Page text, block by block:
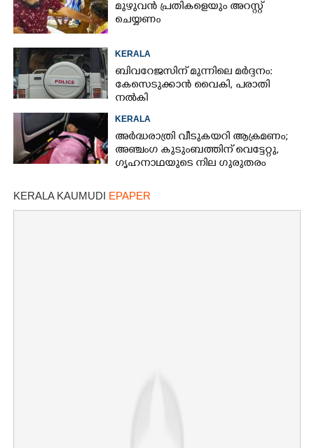
മുഴുവൻ പ്രതികളെയും അറസ്റ്റ്
ചെയ്യണം
KERALA
ബിവറേജസിന് മുന്നിലെ മർദ്ദനം:
കേസെടുക്കാൻ വൈകി, പരാതി
നൽകി
KERALA
അർദ്ധരാത്രി വീടുകയറി ആക്രമണം;
അഞ്ചംഗ കുടുംബത്തിന് വെട്ടേറ്റു,
ഗൃഹനാഥയുടെ നില ഗുരുതരം
KERALA KAUMUDI EPAPER